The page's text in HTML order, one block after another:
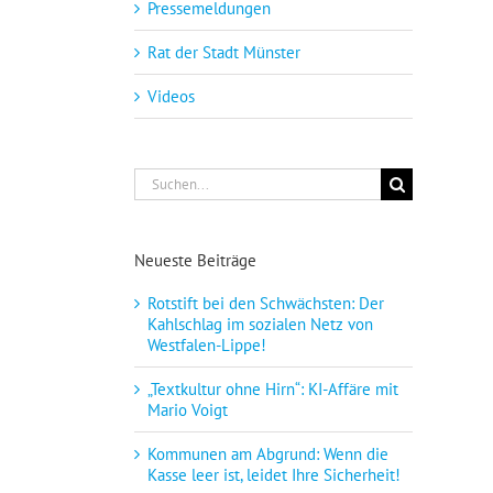
Pressemeldungen
Rat der Stadt Münster
Videos
Suche
nach:
Neueste Beiträge
Rotstift bei den Schwächsten: Der
Kahlschlag im sozialen Netz von
Westfalen-Lippe!
„Textkultur ohne Hirn“: KI-Affäre mit
Mario Voigt
Kommunen am Abgrund: Wenn die
Kasse leer ist, leidet Ihre Sicherheit!